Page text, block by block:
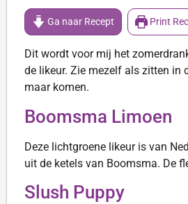
Ga naar Recept Print
Dit wordt voor mij het
de likeur. Zie mezelf als zitten in
maar komen.
Boomsma Limoen
Deze lichtgroene likeur is van
uit de ketels van Boomsma. De
Slush Puppy